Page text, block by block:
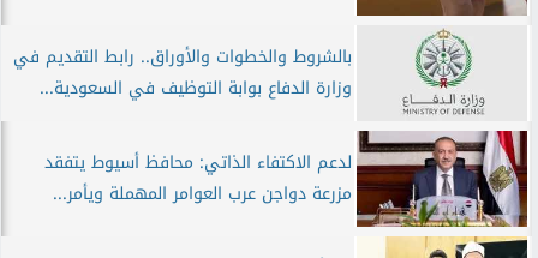
بالشروط والخطوات والأوراق.. رابط التقديم في
وزارة الدفاع بوابة التوظيف في السعودية...
لدعم الاكتفاء الذاتي: محافظ أسيوط يتفقد
مزرعة دواجن عرب العوامر المهملة ويأمر...